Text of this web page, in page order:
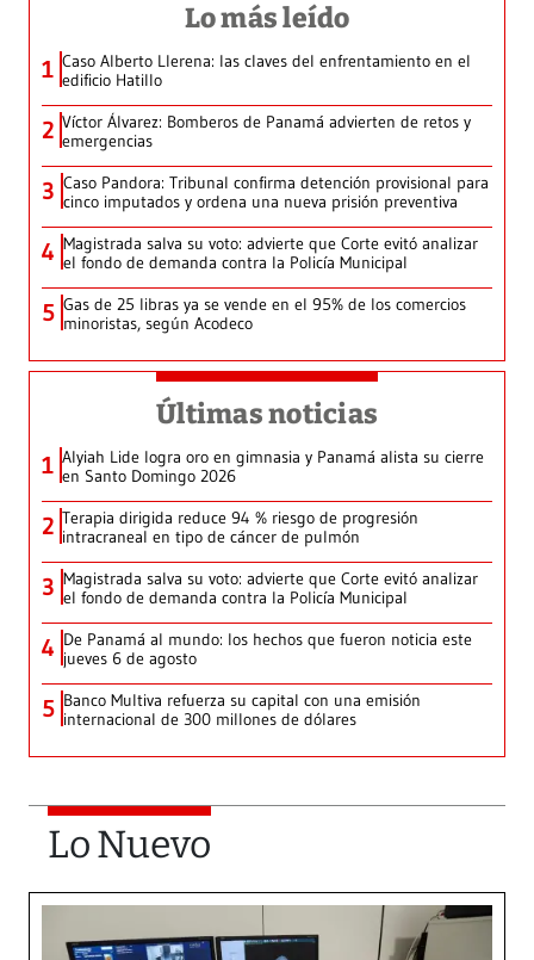
Lo más leído
1 Caso Alberto Llerena: las claves del enfrentamiento en el
edificio Hatillo
2 Víctor Álvarez: Bomberos de Panamá advierten de retos y
emergencias
3 Caso Pandora: Tribunal confirma detención provisional para
cinco imputados y ordena una nueva prisión preventiva
4 Magistrada salva su voto: advierte que Corte evitó analizar
el fondo de demanda contra la Policía Municipal
5 Gas de 25 libras ya se vende en el 95% de los comercios
minoristas, según Acodeco
Últimas noticias
1 Alyiah Lide logra oro en gimnasia y Panamá alista su cierre
en Santo Domingo 2026
2 Terapia dirigida reduce 94 % riesgo de progresión
intracraneal en tipo de cáncer de pulmón
3 Magistrada salva su voto: advierte que Corte evitó analizar
el fondo de demanda contra la Policía Municipal
4 De Panamá al mundo: los hechos que fueron noticia este
jueves 6 de agosto
5 Banco Multiva refuerza su capital con una emisión
internacional de 300 millones de dólares
Lo Nuevo